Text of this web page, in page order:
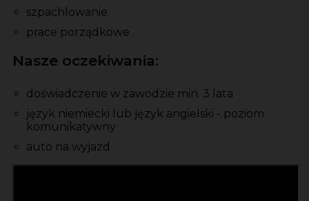
szpachlowanie
prace porządkowe
Nasze oczekiwania:
doświadczenie w zawodzie min. 3 lata
język niemiecki lub język angielski - poziom
komunikatywny
auto na wyjazd